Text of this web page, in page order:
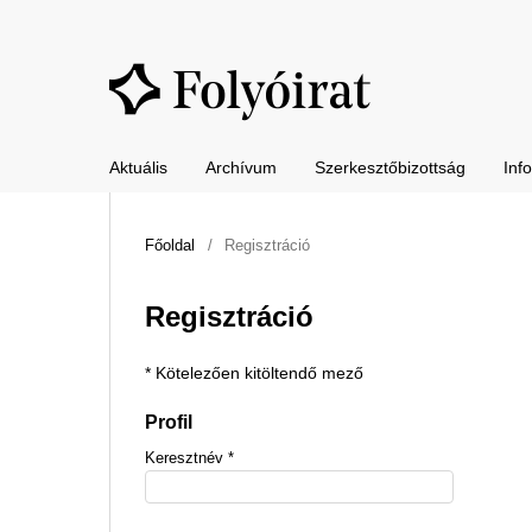
Aktuális Archívum Szerkesztőbizottság
Főoldal / Regisztráció
Regisztráció
* Kötelezően kitöltendő mező
Profil
Keresztnév *